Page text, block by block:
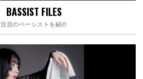
BASSIST FILES
注目のベーシストを紹介